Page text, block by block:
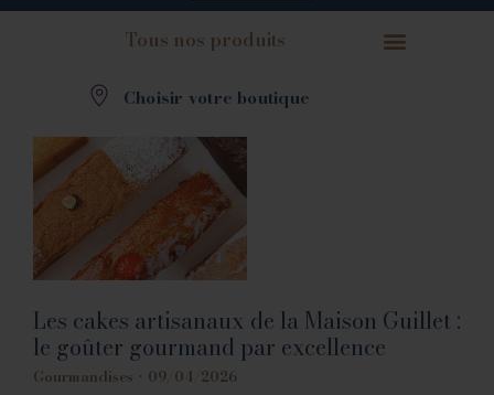
Tous nos produits
Choisir votre boutique
Les cakes artisanaux de la Maison Guillet :
le goûter gourmand par excellence
Gourmandises 09/04/2026